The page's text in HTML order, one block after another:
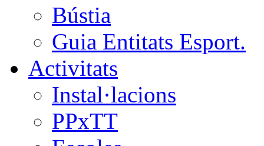
Bústia
Guia Entitats Esport.
Activitats
Instal·lacions
PPxTT